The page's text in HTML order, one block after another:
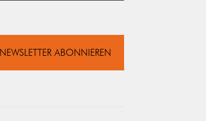
NEWSLETTER ABONNIEREN